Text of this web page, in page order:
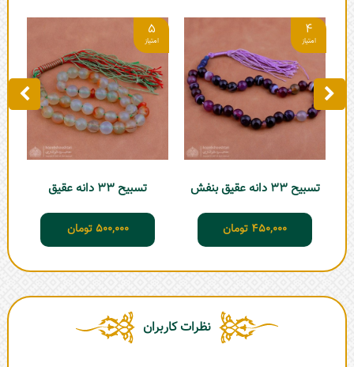
4
تسبیح 33 دانه عقیق بنفش
450,000 تومان
5
تسبیح 33 دانه عقیق
500,000 تومان
نظرات کاربران